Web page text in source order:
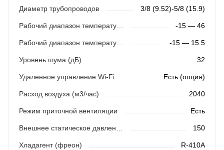
Диаметр трубопроводов 3/8 (9.52)-5/8 (15.9)
Рабочий диапазон температур (охлаждение) -15 — 46
Рабочий диапазон температур (обогрев) -15 — 15.5
Уровень шума (дБ) 32
Удаленное управление Wi-Fi Есть (опция)
Расход воздуха (м3/час) 2040
Режим приточной вентиляции Есть
150
Хладагент (фреон) R-410A